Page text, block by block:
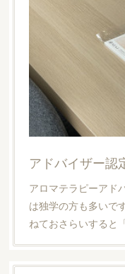
アドバイザー認
アロマテラピーアド
は独学の方も多いで
ねておさらいすると